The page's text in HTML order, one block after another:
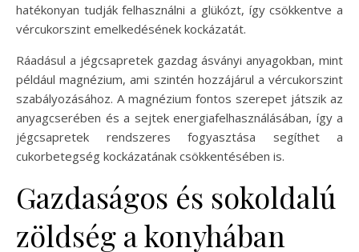
hatékonyan tudják felhasználni a glükózt, így csökkentve a
vércukorszint emelkedésének kockázatát.
Ráadásul a jégcsapretek gazdag ásványi anyagokban, mint
például magnézium, ami szintén hozzájárul a vércukorszint
szabályozásához. A magnézium fontos szerepet játszik az
anyagcserében és a sejtek energiafelhasználásában, így a
jégcsapretek rendszeres fogyasztása segíthet a
cukorbetegség kockázatának csökkentésében is.
Gazdaságos és sokoldalú
zöldség a konyhában